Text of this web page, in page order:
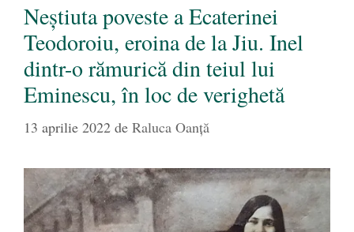
Neștiuta poveste a Ecaterinei
Teodoroiu, eroina de la Jiu. Inel
dintr-o rămurică din teiul lui
Eminescu, în loc de verighetă
13 aprilie 2022 de Raluca Oanță